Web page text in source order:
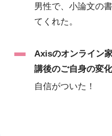
男性で、小論文の
てくれた。
Axisのオンライン
講後のご自身の変
自信がついた！